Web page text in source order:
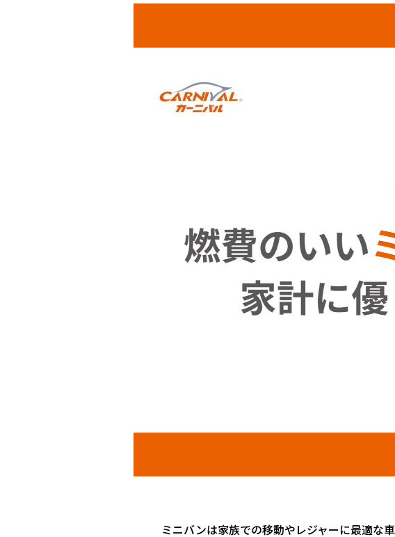
ミニバンは家族での移動やレジャーに最適な